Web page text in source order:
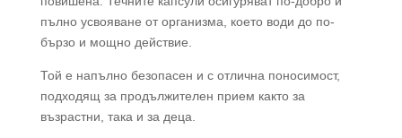
пълно усвояване от организма, което води до по-
бързо и мощно действие.
Той е напълно безопасен и с отлична поносимост,
подходящ за продължителен прием както за
възрастни, така и за деца.